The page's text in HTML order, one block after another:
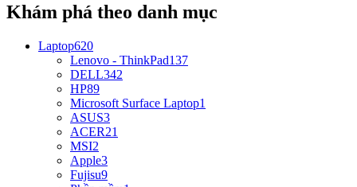
Khám phá theo danh mục
Laptop620
Lenovo - ThinkPad137
DELL342
HP89
Microsoft Surface Laptop1
ASUS3
ACER21
MSI2
Apple3
Fujisu9